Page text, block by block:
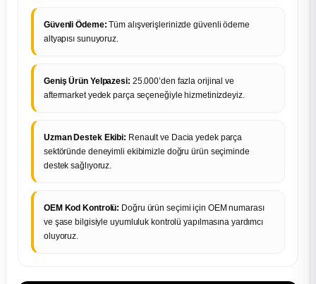
Güvenli Ödeme: Tüm alışverişlerinizde güvenli ödeme
altyapısı sunuyoruz.
Geniş Ürün Yelpazesi: 25.000’den fazla orijinal ve
aftermarket yedek parça seçeneğiyle hizmetinizdeyiz.
Uzman Destek Ekibi: Renault ve Dacia yedek parça
sektöründe deneyimli ekibimizle doğru ürün seçiminde
destek sağlıyoruz.
OEM Kod Kontrolü: Doğru ürün seçimi için OEM numarası
ve şase bilgisiyle uyumluluk kontrolü yapılmasına yardımcı
oluyoruz.